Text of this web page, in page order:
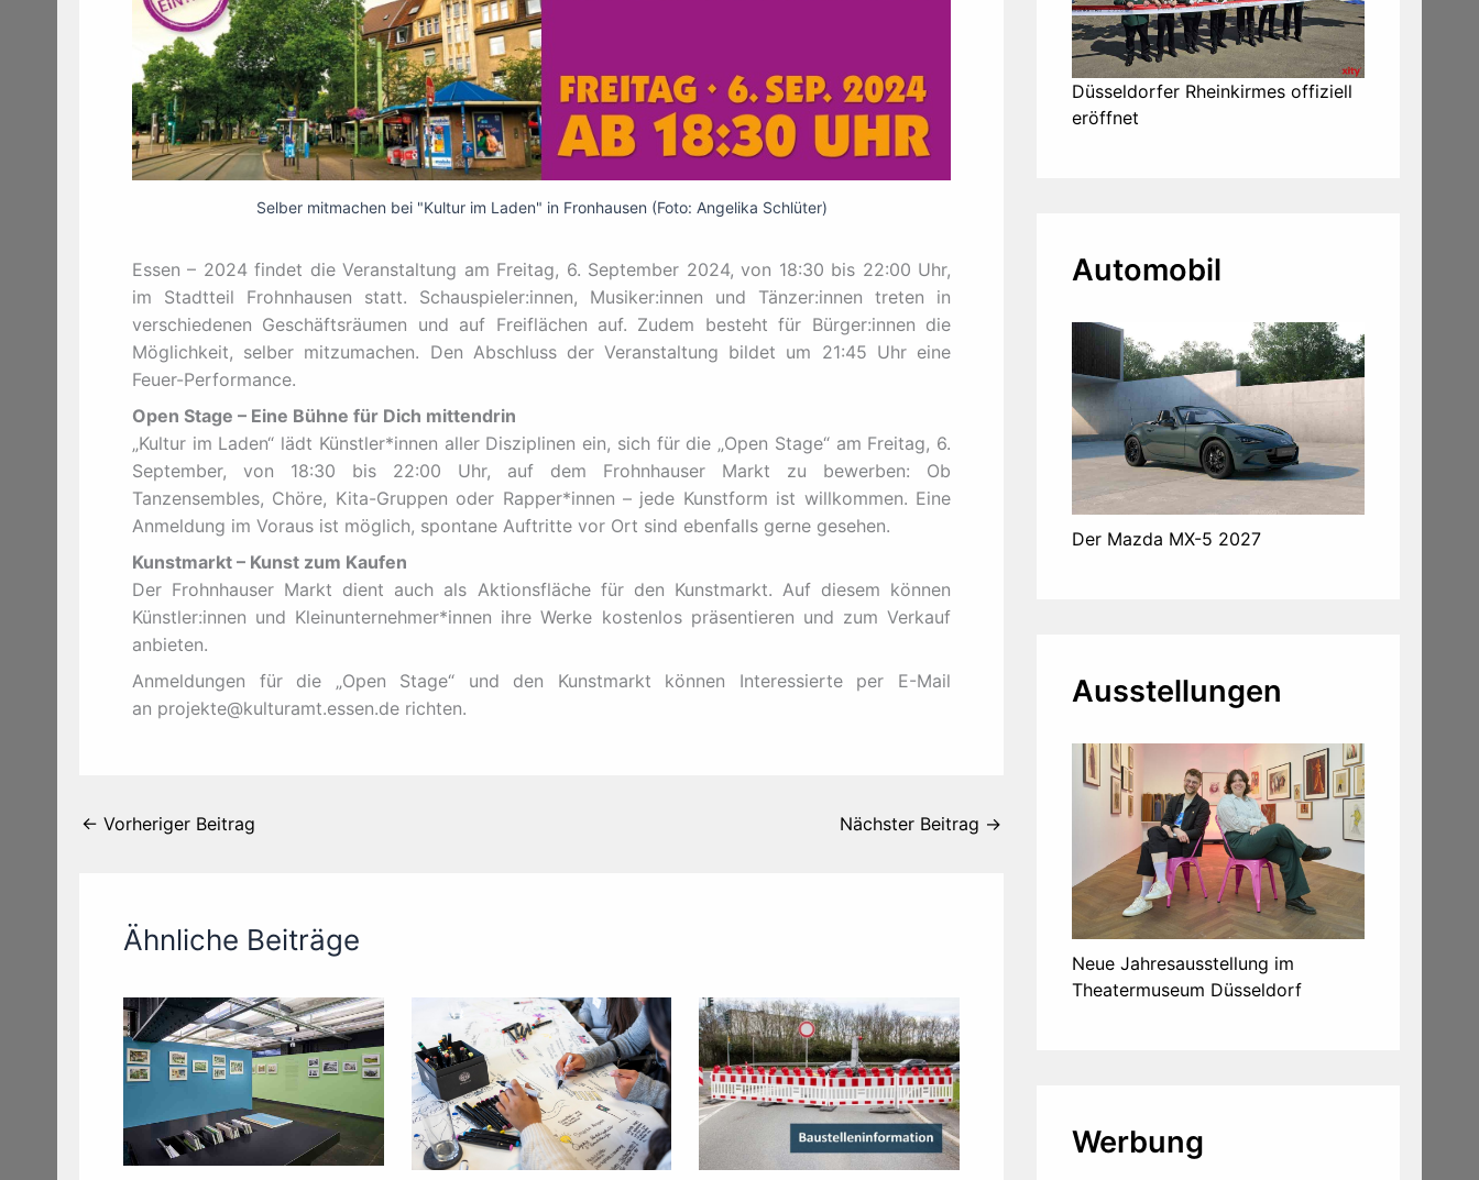
Selber mitmachen bei "Kultur im Laden" in Fronhausen (Foto: Angelika Schlüter)
Essen – 2024 findet die Veranstaltung am Freitag, 6. September 2024, von 18:30 bis 22:00 Uhr,
im Stadtteil Frohnhausen statt. Schauspieler:innen, Musiker:innen und Tänzer:innen treten in
verschiedenen Geschäftsräumen und auf Freiflächen auf. Zudem besteht für Bürger:innen die
Möglichkeit, selber mitzumachen. Den Abschluss der Veranstaltung bildet um 21:45 Uhr eine
Feuer-Performance.
Open Stage – Eine Bühne für Dich mittendrin
„Kultur im Laden“ lädt Künstler*innen aller Disziplinen ein, sich für die „Open Stage“ am Freitag, 6.
September, von 18:30 bis 22:00 Uhr, auf dem Frohnhauser Markt zu bewerben: Ob
Tanzensembles, Chöre, Kita-Gruppen oder Rapper*innen – jede Kunstform ist willkommen. Eine
Anmeldung im Voraus ist möglich, spontane Auftritte vor Ort sind ebenfalls gerne gesehen.
Kunstmarkt – Kunst zum Kaufen
Der Frohnhauser Markt dient auch als Aktionsfläche für den Kunstmarkt. Auf diesem können
Künstler:innen und Kleinunternehmer*innen ihre Werke kostenlos präsentieren und zum Verkauf
anbieten.
Anmeldungen für die „Open Stage“ und den Kunstmarkt können Interessierte per E-Mail
an projekte@kulturamt.essen.de richten.
← Vorheriger Beitrag Nächster Beitrag →
Ähnliche Beiträge
Düsseldorfer Rheinkirmes offiziell
eröffnet
Automobil
Der Mazda MX-5 2027
Ausstellungen
Neue Jahresausstellung im
Theatermuseum Düsseldorf
Werbung